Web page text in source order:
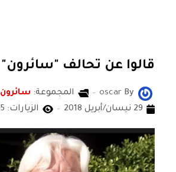
قالوا عن تحالف "سائرون"
By
oscar المجموعة: سائرون
29 نيسان/أبريل 2018
الزيارات: 2545